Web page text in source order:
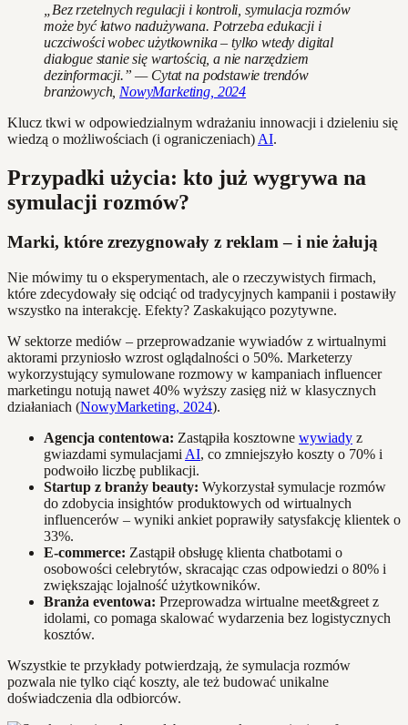
„Bez rzetelnych regulacji i kontroli, symulacja rozmów
może być łatwo nadużywana. Potrzeba edukacji i
uczciwości wobec użytkownika – tylko wtedy digital
dialogue stanie się wartością, a nie narzędziem
dezinformacji.” — Cytat na podstawie trendów
branżowych, NowyMarketing, 2024
Klucz tkwi w odpowiedzialnym wdrażaniu innowacji i dzieleniu się
wiedzą o możliwościach (i ograniczeniach) AI.
Przypadki użycia: kto już wygrywa na
symulacji rozmów?
Marki, które zrezygnowały z reklam – i nie żałują
Nie mówimy tu o eksperymentach, ale o rzeczywistych firmach,
które zdecydowały się odciąć od tradycyjnych kampanii i postawiły
wszystko na interakcję. Efekty? Zaskakująco pozytywne.
W sektorze mediów – przeprowadzanie wywiadów z wirtualnymi
aktorami przyniosło wzrost oglądalności o 50%. Marketerzy
wykorzystujący symulowane rozmowy w kampaniach influencer
marketingu notują nawet 40% wyższy zasięg niż w klasycznych
działaniach (NowyMarketing, 2024).
Agencja contentowa: Zastąpiła kosztowne wywiady z
gwiazdami symulacjami AI, co zmniejszyło koszty o 70% i
podwoiło liczbę publikacji.
Startup z branży beauty: Wykorzystał symulacje rozmów
do zdobycia insightów produktowych od wirtualnych
influencerów – wyniki ankiet poprawiły satysfakcję klientek o
33%.
E-commerce: Zastąpił obsługę klienta chatbotami o
osobowości celebrytów, skracając czas odpowiedzi o 80% i
zwiększając lojalność użytkowników.
Branża eventowa: Przeprowadza wirtualne meet&greet z
idolami, co pomaga skalować wydarzenia bez logistycznych
kosztów.
Wszystkie te przykłady potwierdzają, że symulacja rozmów
pozwala nie tylko ciąć koszty, ale też budować unikalne
doświadczenia dla odbiorców.